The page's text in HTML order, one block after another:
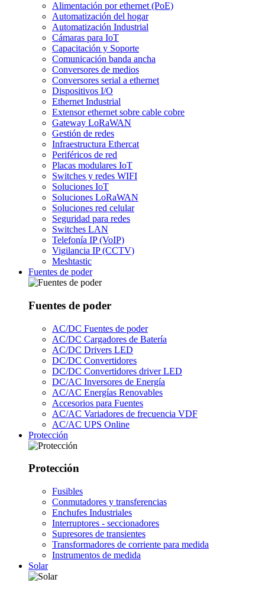
Alimentación por ethernet (PoE)
Automatización del hogar
Automatización Industrial
Cámaras para IoT
Capacitación y Soporte
Comunicación banda ancha
Conversores de medios
Conversores serial a ethernet
Dispositivos I/O
Ethernet Industrial
Extensor ethernet sobre cable cobre
Gateway LoRaWAN
Gestión de redes
Infraestructura Ethercat
Periféricos de red
Placas modulares IoT
Switches y redes WIFI
Soluciones IoT
Soluciones LoRaWAN
Soluciones red celular
Seguridad para redes
Switches LAN
Telefonía IP (VoIP)
Vigilancia IP (CCTV)
Meshtastic
Fuentes de poder
Fuentes de poder
AC/DC Fuentes de poder
AC/DC Cargadores de Batería
AC/DC Drivers LED
DC/DC Convertidores
DC/DC Convertidores driver LED
DC/AC Inversores de Energía
AC/AC Energías Renovables
Accesorios para Fuentes
AC/AC Variadores de frecuencia VDF
AC/AC UPS Online
Protección
Protección
Fusibles
Conmutadores y transferencias
Enchufes Industriales
Interruptores - seccionadores
Supresores de transientes
Transformadores de corriente para medida
Instrumentos de medida
Solar